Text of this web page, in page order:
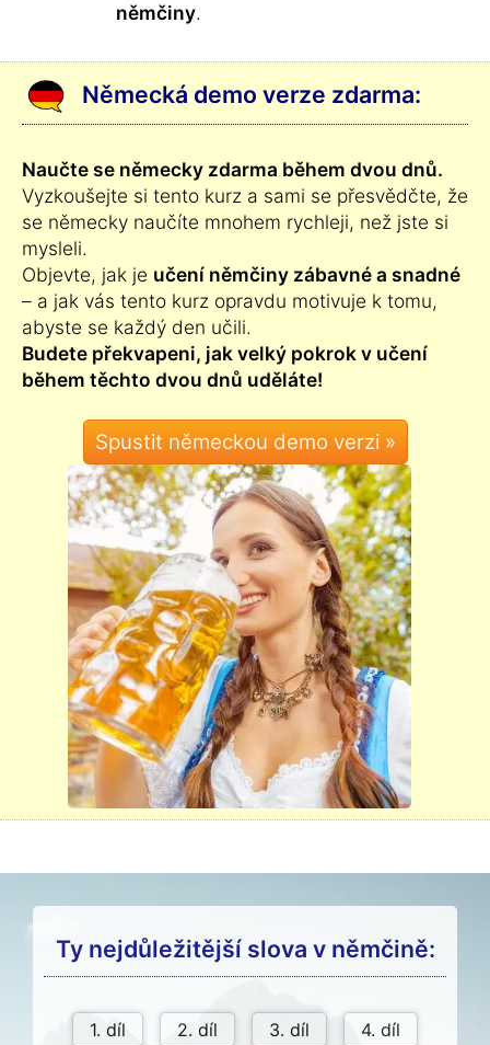
němčiny.
Německá demo verze zdarma:
Naučte se německy zdarma během dvou dnů.
Vyzkoušejte si tento kurz a sami se přesvědčte, že
se německy naučíte mnohem rychleji, než jste si
mysleli.
Objevte, jak je učení němčiny zábavné a snadné
– a jak vás tento kurz opravdu motivuje k tomu,
abyste se každý den učili.
Budete překvapeni, jak velký pokrok v učení
během těchto dvou dnů uděláte!
Ty nejdůležitější slova v němčině: